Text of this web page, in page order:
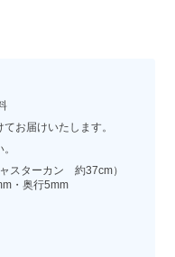
お届けいたします。
ターカン 約37cm）
・奥行5mm